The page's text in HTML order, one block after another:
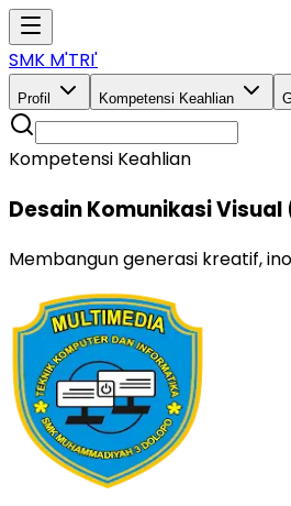
SMK M'TRI'
Profil Kompetensi Keahlian
Kompetensi Keahlian
Desain Komunikasi Visual
Membangun generasi kreatif,